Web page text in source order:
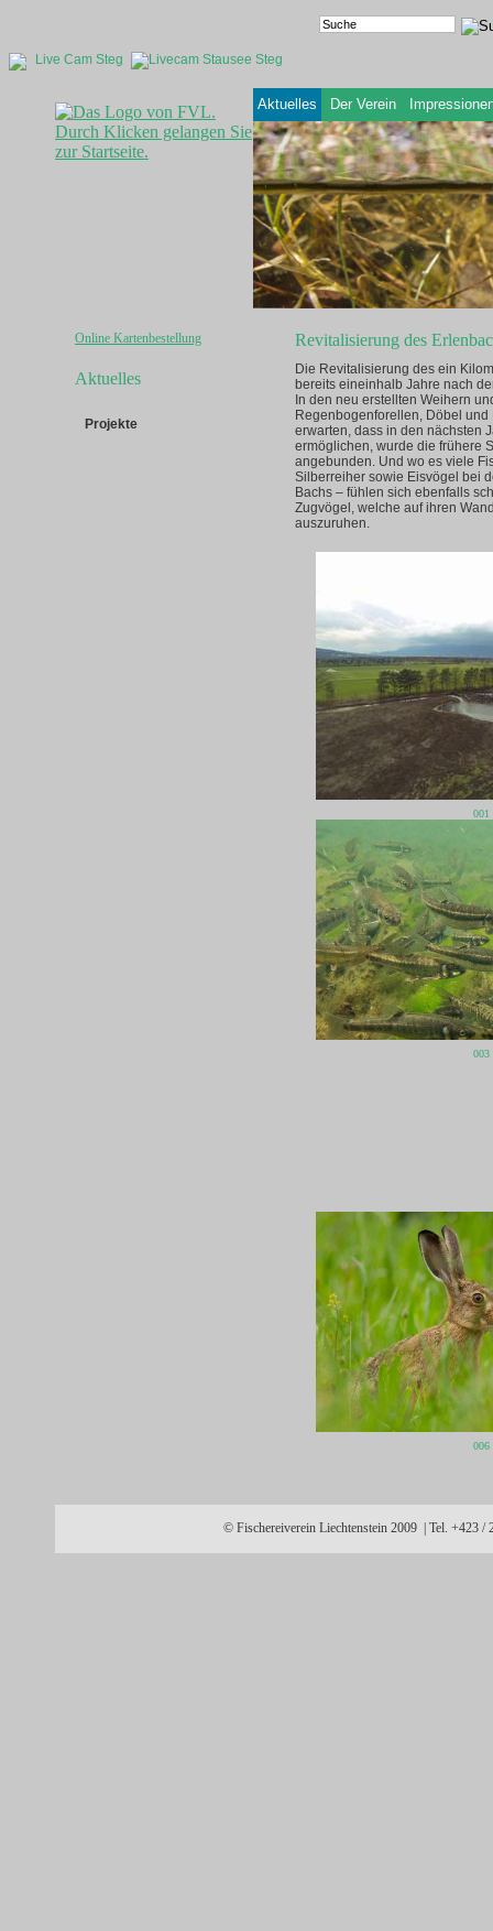
Live Cam Steg
Aktuelles Der Verein
Online Kartenbestellung
Aktuelles
Projekte
Revitalisierung des
Die Revitalisierung des ein
bereits eineinhalb Jahre nach
In den neu erstellten Weihern
Regenbogenforellen, Döbel
erwarten, dass in den nächsten
ermöglichen, wurde die frühere
angebunden. Und wo es viele
Silberreiher sowie Eisvögel bei
Bachs – fühlen sich ebenfalls
Zugvögel, welche auf ihren
auszuruhen.
001
003
006
© Fischereiverein Liechtenstein 2009 | Tel. +423